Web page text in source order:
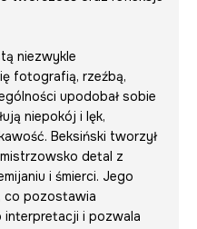
niezwykle
fotografią, rzeźbą,
upodobał sobie
niepokój i lęk,
Beksiński tworzył
detal z
i śmierci. Jego
co pozostawia
interpretacji i pozwala